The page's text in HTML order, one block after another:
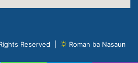
Reserved | Roman ba Nasaun